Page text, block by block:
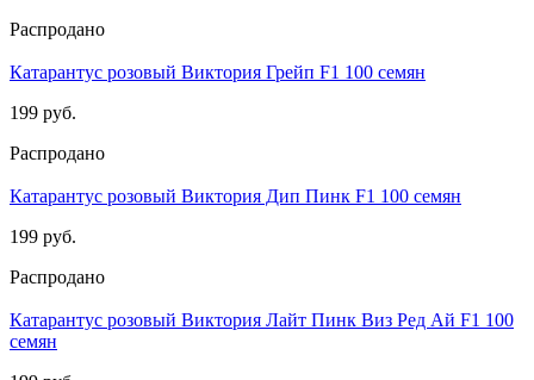
Распродано
Катарантус розовый Виктория Грейп F1 100 семян
199 руб.
Распродано
Катарантус розовый Виктория Дип Пинк F1 100 семян
199 руб.
Распродано
Катарантус розовый Виктория Лайт Пинк Виз Ред Ай F1 100
семян